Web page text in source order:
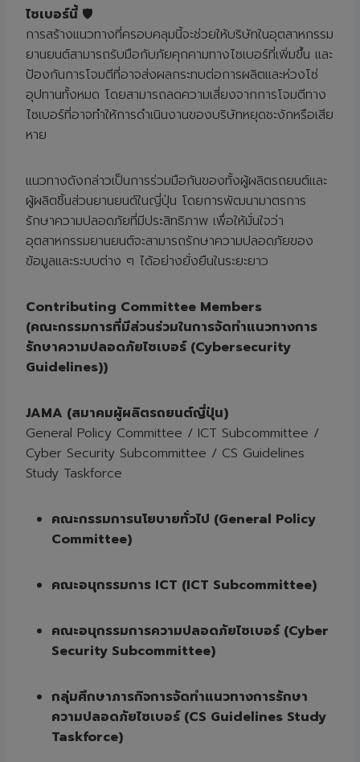
ไซเบอร์นี้ 🛡️
การสร้างแนวทางที่ครอบคลุมนี้จะช่วยให้บริษัทในอุตสาหกรรม
ยานยนต์สามารถรับมือกับภัยคุกคามทางไซเบอร์ที่เพิ่มขึ้น และ
ป้องกันการโจมตีที่อาจส่งผลกระทบต่อการผลิตและห่วงโซ่
อุปทานทั้งหมด โดยสามารถลดความเสี่ยงจากการโจมตีทาง
ไซเบอร์ที่อาจทำให้การดำเนินงานของบริษัทหยุดชะงักหรือเสีย
หาย
แนวทางดังกล่าวเป็นการร่วมมือกันของทั้งผู้ผลิตรถยนต์และ
ผู้ผลิตชิ้นส่วนยานยนต์ในญี่ปุ่น โดยการพัฒนามาตรการ
รักษาความปลอดภัยที่มีประสิทธิภาพ เพื่อให้มั่นใจว่า
อุตสาหกรรมยานยนต์จะสามารถรักษาความปลอดภัยของ
ข้อมูลและระบบต่าง ๆ ได้อย่างยั่งยืนในระยะยาว
Contributing Committee Members
(คณะกรรมการที่มีส่วนร่วมในการจัดทำแนวทางการ
รักษาความปลอดภัยไซเบอร์ (Cybersecurity
Guidelines))
JAMA (สมาคมผู้ผลิตรถยนต์ญี่ปุ่น)
General Policy Committee / ICT Subcommittee /
Cyber Security Subcommittee / CS Guidelines
Study Taskforce
คณะกรรมการนโยบายทั่วไป (General Policy
Committee)
คณะอนุกรรมการ ICT (ICT Subcommittee)
คณะอนุกรรมการความปลอดภัยไซเบอร์ (Cyber
Security Subcommittee)
กลุ่มศึกษาภารกิจการจัดทำแนวทางการรักษา
ความปลอดภัยไซเบอร์ (CS Guidelines Study
Taskforce)